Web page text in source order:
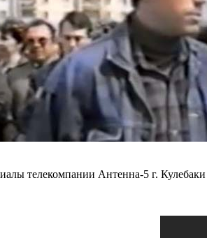
телекомпании Антенна-5 г.